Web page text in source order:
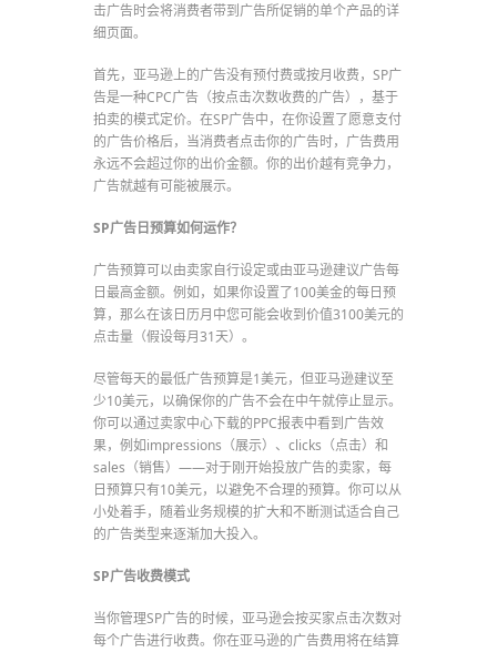
击广告时会将消费者带到广告所促销的单个产品的详
细页面。
首先，亚马逊上的广告没有预付费或按月收费，SP广
告是一种CPC广告（按点击次数收费的广告），基于
拍卖的模式定价。在SP广告中，在你设置了愿意支付
的广告价格后，当消费者点击你的广告时，广告费用
永远不会超过你的出价金额。你的出价越有竞争力，
广告就越有可能被展示。
SP广告日预算如何运作？
广告预算可以由卖家自行设定或由亚马逊建议广告每
日最高金额。例如，如果你设置了100美金的每日预
算，那么在该日历月中您可能会收到价值3100美元的
点击量（假设每月31天）。
尽管每天的最低广告预算是1美元，但亚马逊建议至
少10美元，以确保你的广告不会在中午就停止显示。
你可以通过卖家中心下载的PPC报表中看到广告效
果，例如impressions（展示）、clicks（点击）和
sales（销售）——对于刚开始投放广告的卖家，每
日预算只有10美元，以避免不合理的预算。你可以从
小处着手，随着业务规模的扩大和不断测试适合自己
的广告类型来逐渐加大投入。
SP广告收费模式
当你管理SP广告的时候，亚马逊会按买家点击次数对
每个广告进行收费。你在亚马逊的广告费用将在结算